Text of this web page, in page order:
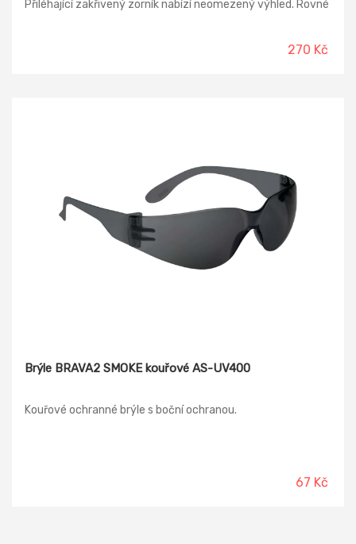
Přiléhající zakřivený zorník nabízí neomezený výhled. Rovné
sklouzávání. Vloženy do CXS sáčku na brýle. Polarizační
zorník poskytuje ochranu UV400, jež absorbuje 99,9% UVA a
270 Kč
Brýle BRAVA2 SMOKE kouřové AS-UV400
Kouřové ochranné brýle s boční ochranou.
67 Kč